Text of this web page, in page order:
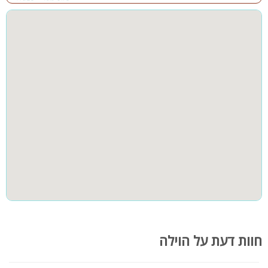
שולחן פינג פונג
שולחן כדורגל לילדים
חנייה בשפע
חוות דעת על הוילה